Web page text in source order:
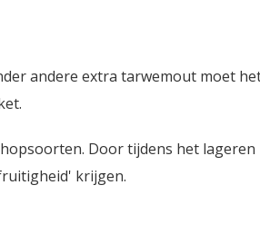
andere extra tarwemout moet
Door tijdens het lageren
krijgen.